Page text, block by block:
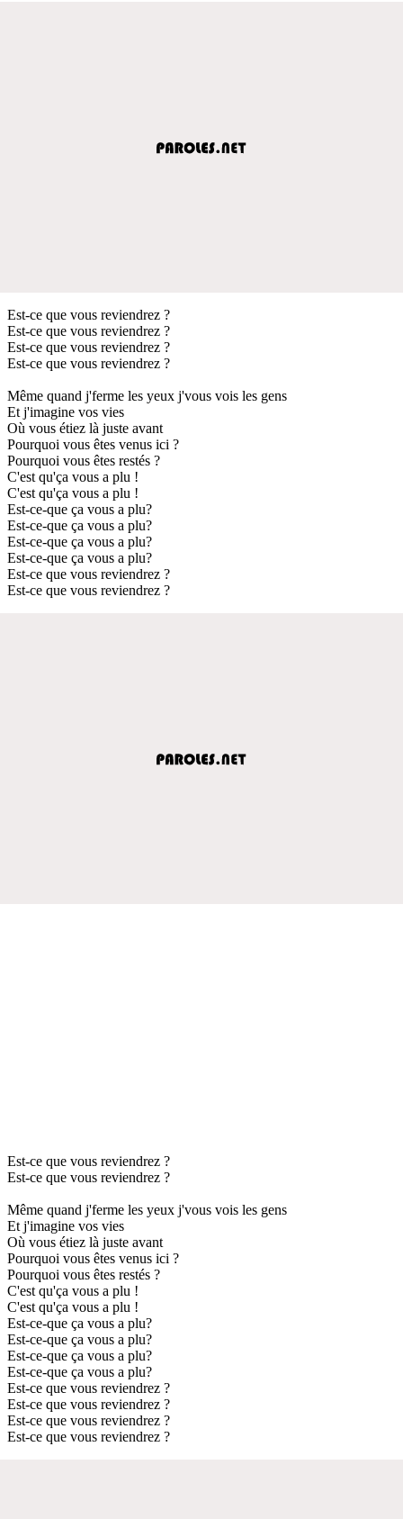
Est-ce que vous reviendrez ?
Est-ce que vous reviendrez ?
Est-ce que vous reviendrez ?
Est-ce que vous reviendrez ?
Même quand j'ferme les yeux j'vous vois les gens
Et j'imagine vos vies
Où vous étiez là juste avant
Pourquoi vous êtes venus ici ?
Pourquoi vous êtes restés ?
C'est qu'ça vous a plu !
C'est qu'ça vous a plu !
Est-ce-que ça vous a plu?
Est-ce-que ça vous a plu?
Est-ce-que ça vous a plu?
Est-ce-que ça vous a plu?
Est-ce que vous reviendrez ?
Est-ce que vous reviendrez ?
Est-ce que vous reviendrez ?
Est-ce que vous reviendrez ?
Même quand j'ferme les yeux j'vous vois les gens
Et j'imagine vos vies
Où vous étiez là juste avant
Pourquoi vous êtes venus ici ?
Pourquoi vous êtes restés ?
C'est qu'ça vous a plu !
C'est qu'ça vous a plu !
Est-ce-que ça vous a plu?
Est-ce-que ça vous a plu?
Est-ce-que ça vous a plu?
Est-ce-que ça vous a plu?
Est-ce que vous reviendrez ?
Est-ce que vous reviendrez ?
Est-ce que vous reviendrez ?
Est-ce que vous reviendrez ?